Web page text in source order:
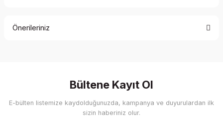
Önerileriniz
Görüş ve önerileriniz için teşekkür ederiz.
Ürün resmi kalitesiz, bozuk veya görüntülenemiyor.
Bültene Kayıt Ol
E-bülten listemize kaydolduğunuzda, kampanya ve duyurulardan ilk
sizin haberiniz olur.